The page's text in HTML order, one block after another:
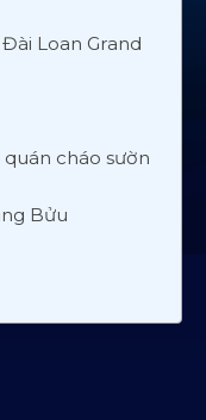
Đài Loan Grand
quán cháo sườn
Bửu